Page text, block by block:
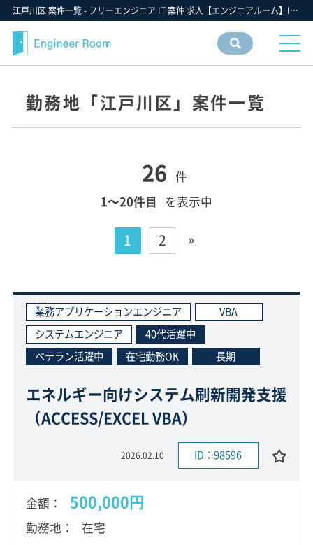
江戸川区 案件一覧 - フリーエンジニア IT 案件 求人【エンジニアルーム】ITフリーランス ITエンジニア IT個人事業主 仕事 転職 募集
勤務地「江戸川区」案件一覧
26 件
1〜20件目
を表示中
1 2 »
業務アプリケーションエンジニア
VBA
システムエンジニア
40代活躍中
ベテラン活躍中
在宅勤務OK 長期
エネルギー向けシステム刷新開発支援
（ACCESS/EXCEL VBA）
2026.02.10 ID：98596
金額 500,000円
勤務地 在宅